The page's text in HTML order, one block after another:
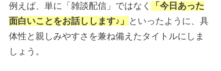
例えば、単に「雑談配信」ではなく
「今日あった
面白いことをお話しします♪」
といったように、具
体性と親しみやすさを兼ね備えたタイトルにしま
しょう。